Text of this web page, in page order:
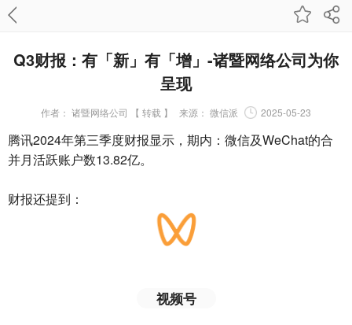
Q3财报：有「新」有「增」-诸暨网络公司为你
呈现
作者： 诸暨网络公司 【 转载 】 来源： 微信派 2025-05-23
腾讯2024年第三季度财报显示，期内：微信及WeChat的合
并月活跃账户数13.82亿。
财报还提到：
视频号